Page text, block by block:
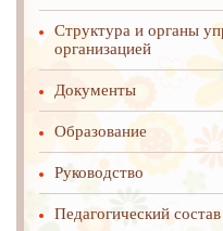
Структура и органы
организацией
Документы
Образование
Руководство
Педагогический состав